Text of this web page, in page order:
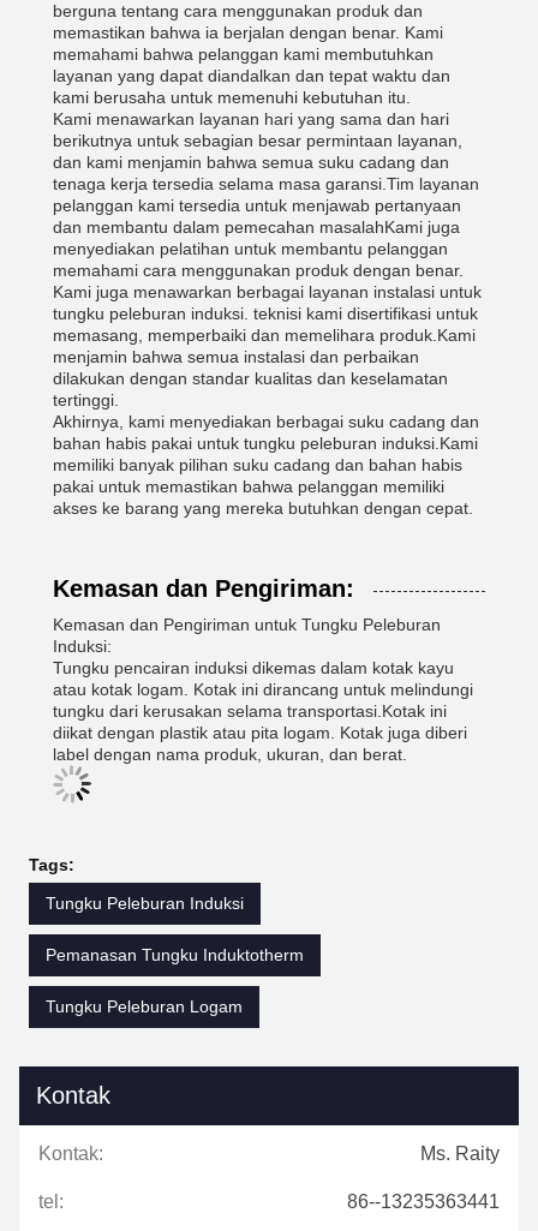
berguna tentang cara menggunakan produk dan
memastikan bahwa ia berjalan dengan benar. Kami
memahami bahwa pelanggan kami membutuhkan
layanan yang dapat diandalkan dan tepat waktu dan
kami berusaha untuk memenuhi kebutuhan itu.
Kami menawarkan layanan hari yang sama dan hari
berikutnya untuk sebagian besar permintaan layanan,
dan kami menjamin bahwa semua suku cadang dan
tenaga kerja tersedia selama masa garansi.Tim layanan
pelanggan kami tersedia untuk menjawab pertanyaan
dan membantu dalam pemecahan masalahKami juga
menyediakan pelatihan untuk membantu pelanggan
memahami cara menggunakan produk dengan benar.
Kami juga menawarkan berbagai layanan instalasi untuk
tungku peleburan induksi. teknisi kami disertifikasi untuk
memasang, memperbaiki dan memelihara produk.Kami
menjamin bahwa semua instalasi dan perbaikan
dilakukan dengan standar kualitas dan keselamatan
tertinggi.
Akhirnya, kami menyediakan berbagai suku cadang dan
bahan habis pakai untuk tungku peleburan induksi.Kami
memiliki banyak pilihan suku cadang dan bahan habis
pakai untuk memastikan bahwa pelanggan memiliki
akses ke barang yang mereka butuhkan dengan cepat.
Kemasan dan Pengiriman:
Kemasan dan Pengiriman untuk Tungku Peleburan
Induksi:
Tungku pencairan induksi dikemas dalam kotak kayu
atau kotak logam. Kotak ini dirancang untuk melindungi
tungku dari kerusakan selama transportasi.Kotak ini
diikat dengan plastik atau pita logam. Kotak juga diberi
label dengan nama produk, ukuran, dan berat.
Tags:
Tungku Peleburan Induksi
Pemanasan Tungku Induktotherm
Tungku Peleburan Logam
Kontak
Kontak: Ms. Raity
tel: 86--13235363441